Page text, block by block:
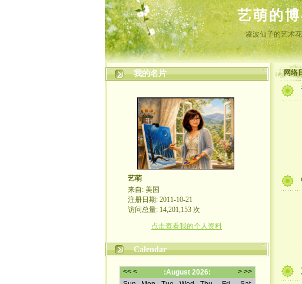
艺萌的
凌波仙子的艺术
我的名片
艺萌
来自: 美国
注册日期: 2011-10-21
访问总量: 14,201,153 次
点击查看我的个人资料
Calendar
网络